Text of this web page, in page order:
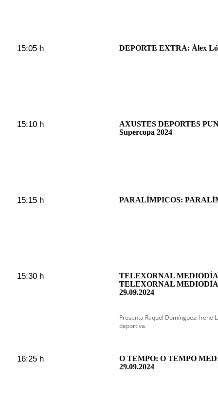
15:05 h DEPORTE EXTRA: Álex
15:10 h
AXUSTES DEPORTES
Supercopa 2024
15:15 h PARALÍMPICOS:
15:30 h
TELEXORNAL
TELEXORNAL
29.09.2024
Presenta Raquel Domínguez. Irene
deportiva.
16:25 h
O TEMPO: O TEMPO
29.09.2024